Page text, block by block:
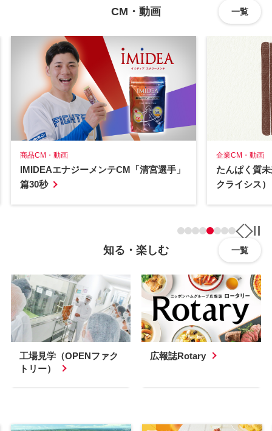
CM・動画 一覧
商品CM・動画
IMIDEAエナジーメンテCM「清宮選手」
篇30秒
企業CM・動画
たんぱく質
クライシス）
知る・楽しむ 一覧
工場見学（OPENファク
トリー）
広報誌Rotary